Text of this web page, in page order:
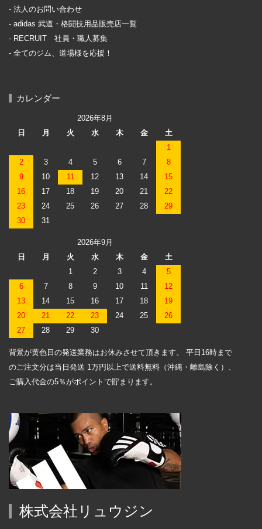
株式会社リュウジン
法人のお問い合わせ
adidas 武道・格闘技用品販売店一覧
RECRUIT 社員・職人募集
全てのジム、道場様を応援！
カレンダー
2026年8月
日
月 火 水 木 金
土
1
2
3 4 5 6 7
8
9
10 11 12 13 14
15
16
17 18 19 20 21
22
23
24 25 26 27 28
29
30
31
2026年9月
日
月 火 水 木 金
土
1
2 3 4
5
6
7 8 9 10 11
12
13
14 15 16 17 18
19
20
21 22 23 24 25
26
27
28 29 30
背景が黄色日の発送業務はお休みさせて頂きます。 平日16時まで
のご注文分は当日発送 1万円以上で送料無料（沖縄・離島除く）、
ご購入代金の5％がポイントで貯まります。